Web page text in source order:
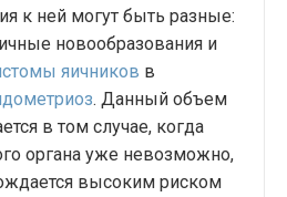
к ней могут быть разные:
новообразования и
яичников в
. Данный объем
в том случае, когда
органа уже невозможно,
высоким риском